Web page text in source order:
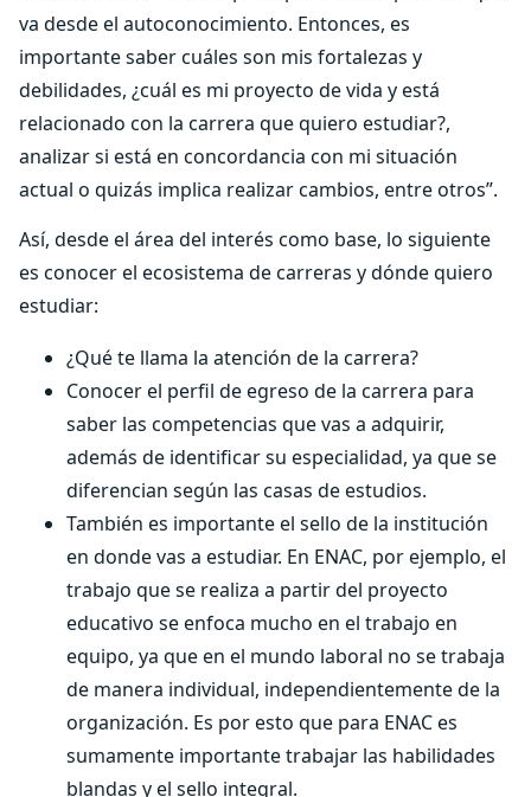
va desde el autoconocimiento. Entonces, es
importante saber cuáles son mis fortalezas y
debilidades, ¿cuál es mi proyecto de vida y está
relacionado con la carrera que quiero estudiar?,
analizar si está en concordancia con mi situación
actual o quizás implica realizar cambios, entre otros”.
Así, desde el área del interés como base, lo siguiente
es conocer el ecosistema de carreras y dónde quiero
estudiar:
¿Qué te llama la atención de la carrera?
Conocer el perfil de egreso de la carrera para
saber las competencias que vas a adquirir,
además de identificar su especialidad, ya que se
diferencian según las casas de estudios.
También es importante el sello de la institución
en donde vas a estudiar. En ENAC, por ejemplo, el
trabajo que se realiza a partir del proyecto
educativo se enfoca mucho en el trabajo en
equipo, ya que en el mundo laboral no se trabaja
de manera individual, independientemente de la
organización. Es por esto que para ENAC es
sumamente importante trabajar las habilidades
blandas y el sello integral.